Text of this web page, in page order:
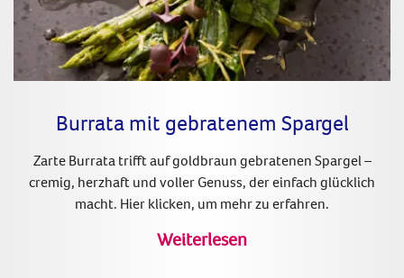
Burrata mit gebratenem Spargel
Zarte Burrata trifft auf goldbraun gebratenen Spargel –
cremig, herzhaft und voller Genuss, der einfach glücklich
macht. Hier klicken, um mehr zu erfahren.
Weiterlesen